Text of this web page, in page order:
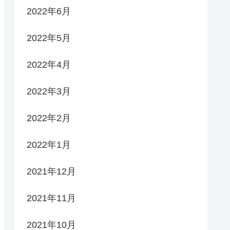
2022年6月
2022年5月
2022年4月
2022年3月
2022年2月
2022年1月
2021年12月
2021年11月
2021年10月